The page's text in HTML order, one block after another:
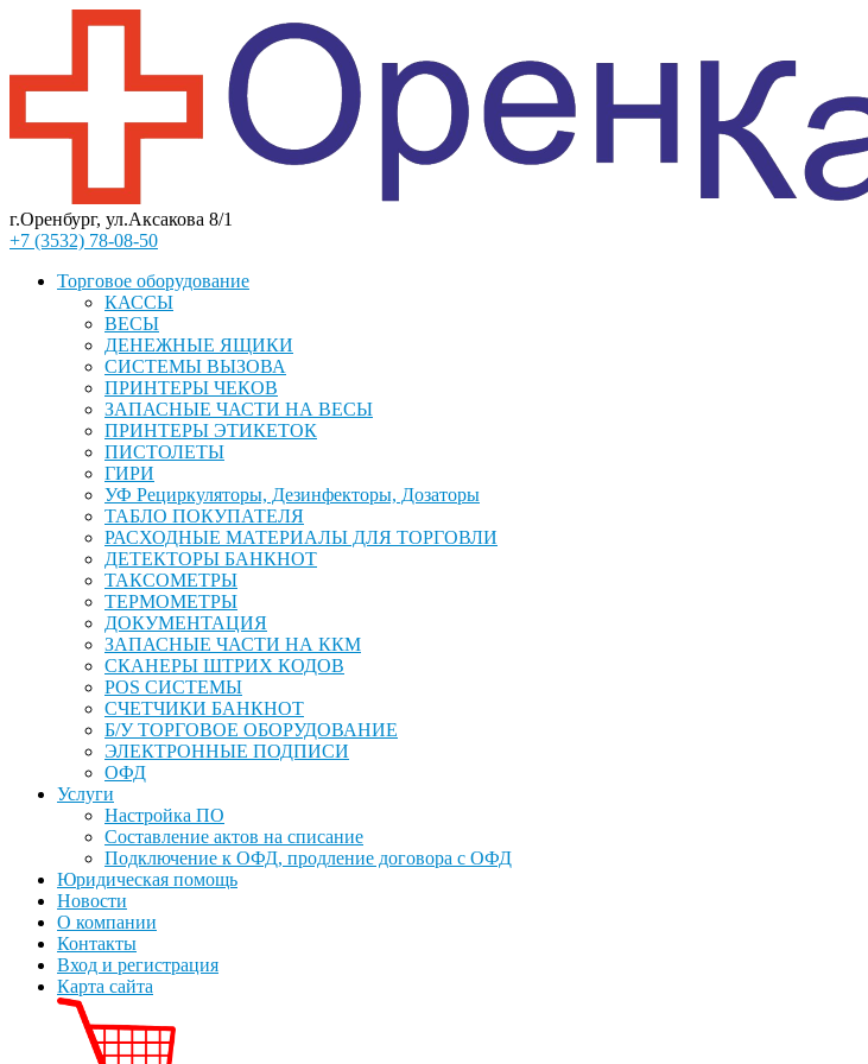
г.Оренбург, ул.Аксакова 8/1
+7 (3532) 78-08-50
Торговое оборудование
КАССЫ
ВЕСЫ
ДЕНЕЖНЫЕ ЯЩИКИ
СИСТЕМЫ ВЫЗОВА
ПРИНТЕРЫ ЧЕКОВ
ЗАПАСНЫЕ ЧАСТИ НА ВЕСЫ
ПРИНТЕРЫ ЭТИКЕТОК
ПИСТОЛЕТЫ
ГИРИ
УФ Рециркуляторы, Дезинфекторы, Дозаторы
ТАБЛО ПОКУПАТЕЛЯ
РАСХОДНЫЕ МАТЕРИАЛЫ ДЛЯ ТОРГОВЛИ
ДЕТЕКТОРЫ БАНКНОТ
ТАКСОМЕТРЫ
ТЕРМОМЕТРЫ
ДОКУМЕНТАЦИЯ
ЗАПАСНЫЕ ЧАСТИ НА ККМ
СКАНЕРЫ ШТРИХ КОДОВ
POS СИСТЕМЫ
СЧЕТЧИКИ БАНКНОТ
Б/У ТОРГОВОЕ ОБОРУДОВАНИЕ
ЭЛЕКТРОННЫЕ ПОДПИСИ
ОФД
Услуги
Настройка ПО
Составление актов на списание
Подключение к ОФД, продление договора с ОФД
Юридическая помощь
Новости
О компании
Контакты
Вход и регистрация
Карта сайта